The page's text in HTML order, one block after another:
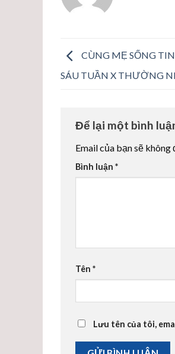
CÙNG MẸ SỐNG
SÁU TUẦN X THƯỜNG
Để lại một bình
Email của bạn sẽ
Bình luận *
Tên *
Lưu tên của tôi,